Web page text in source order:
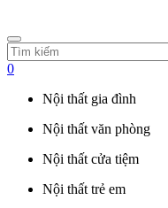
0
Nội thất gia đình
Nội thất văn phòng
Nội thất cửa tiệm
Nội thất trẻ em